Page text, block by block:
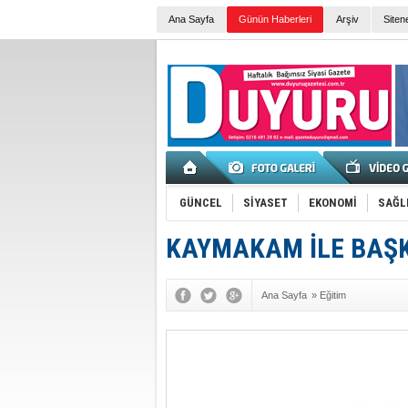
Ana Sayfa Günün Haberleri Arşiv
GÜNCEL SİYASET EKONOMİ
KAYMAKAM İLE
Ana Sayfa » Eğitim